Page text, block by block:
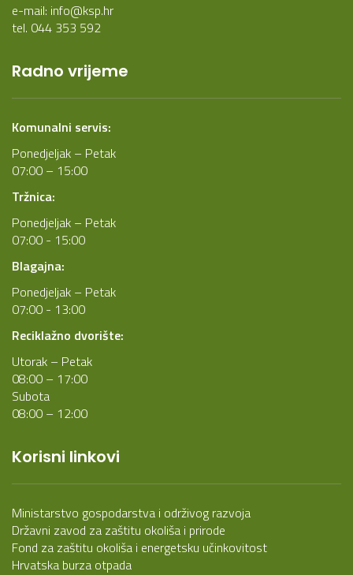
e-mail: info@ksp.hr
tel. 044 353 592
Radno vrijeme
Komunalni servis:
Ponedjeljak – Petak
07:00 – 15:00
Tržnica:
Ponedjeljak – Petak
07:00 - 15:00
Blagajna:
Ponedjeljak – Petak
07:00 - 13:00
Reciklažno dvorište:
Utorak – Petak
08:00 – 17:00
Subota
08:00 – 12:00
Korisni linkovi
Ministarstvo gospodarstva i održivog razvoja
Državni zavod za zaštitu okoliša i prirode
Fond za zaštitu okoliša i energetsku učinkovitost
Hrvatska burza otpada